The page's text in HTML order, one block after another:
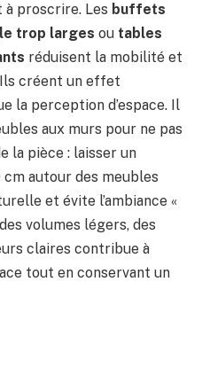
à proscrire. Les buffets
trop larges ou tables
réduisent la mobilité et
Ils créent un effet
la perception d’espace. Il
aux murs pour ne pas
la pièce : laisser un
cm autour des meubles
et évite l’ambiance «
volumes légers, des
claires contribue à
tout en conservant un